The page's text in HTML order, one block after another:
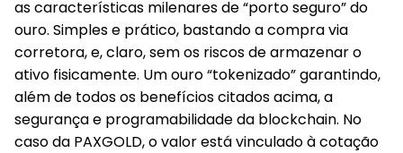
as características milenares de “porto seguro” do
ouro. Simples e prático, bastando a compra via
corretora, e, claro, sem os riscos de armazenar o
ativo fisicamente. Um ouro “tokenizado” garantindo,
além de todos os benefícios citados acima, a
segurança e programabilidade da blockchain. No
caso da PAXGOLD, o valor está vinculado à cotação